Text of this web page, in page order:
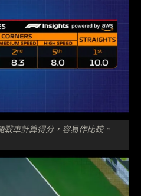
車計算得分，容易作比較。